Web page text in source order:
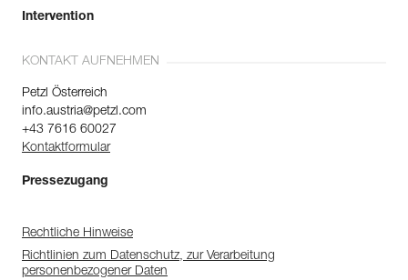
Intervention
KONTAKT AUFNEHMEN
Petzl Österreich
info.austria@petzl.com
+43 7616 60027
Kontaktformular
Pressezugang
Rechtliche Hinweise
Richtlinien zum Datenschutz, zur Verarbeitung
personenbezogener Daten